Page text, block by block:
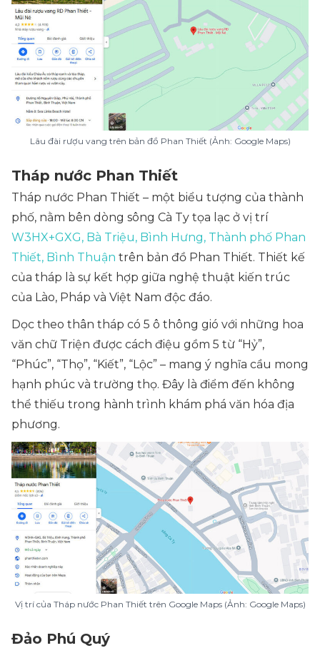
Lâu đài rượu vang trên bản đồ Phan Thiết (Ảnh: Google Maps)
Tháp nước Phan Thiết
Tháp nước Phan Thiết – một biểu tượng của thành
phố, nằm bên dòng sông Cà Ty tọa lạc ở vị trí
W3HX+GXG, Bà Triệu, Bình Hưng, Thành phố Phan
Thiết, Bình Thuận trên bản đồ Phan Thiết. Thiết kế
của tháp là sự kết hợp giữa nghệ thuật kiến trúc
của Lào, Pháp và Việt Nam độc đáo.
Dọc theo thân tháp có 5 ô thông gió với những hoa
văn chữ Triện được cách điệu gồm 5 từ “Hỷ”,
“Phúc”, “Thọ”, “Kiết”, “Lộc” – mang ý nghĩa cầu mong
hạnh phúc và trường thọ. Đây là điểm đến không
thể thiếu trong hành trình khám phá văn hóa địa
phương.
Vị trí của Tháp nước Phan Thiết trên Google Maps (Ảnh: Google Maps)
Đảo Phú Quý